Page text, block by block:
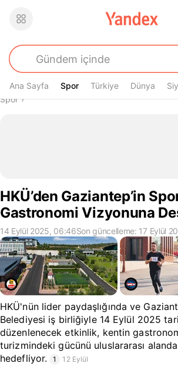
Ana Sayfa Spor
Spor Türkiye Dünya
Buradasın
Spor›
HKÜ’den Gaziantep’in
Gastronomi Vizyonuna
14 Eylül 2025, 06:46Son güncelleme: 17 Eylül
HKÜ'nün lider paydaşlığında ve
Belediyesi iş birliğiyle 14 Eylül 2025
düzenlenecek etkinlik, kentin
turizmindeki gücünü uluslararası
hedefliyor.
1 12 Eylül